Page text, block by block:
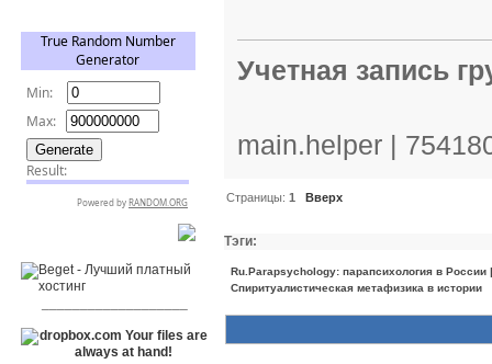
Учетная запись
main.helper |
Страницы:1 Вверх
Тэги:
Ru.Parapsychology: парапсихология в
Спиритуалистическая метафизика в истории